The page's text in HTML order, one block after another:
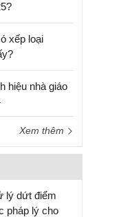
xếp loại
hiệu nhà giáo
Xem thêm
lý dứt điểm
pháp lý cho